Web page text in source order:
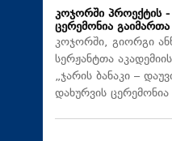
კოჯორში პროექტის -
ცერემონია გაიმართა
კოჯორში, გიორგი
სერჟანტთა
„ჯარის ბანაკი –
დახურვის